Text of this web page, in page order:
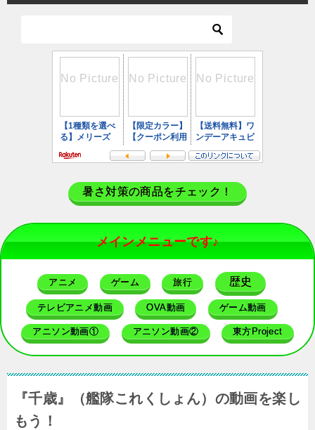
暑さ対策の商品をチェック！
メインメニューです♪
アニメ ゲーム 旅行 歴史
テレビアニメ動画 OVA動画 ゲーム動画
アニソン動画① アニソン動画② 東方Project
『千歳』（艦隊これくしょん）の動画を楽し
もう！